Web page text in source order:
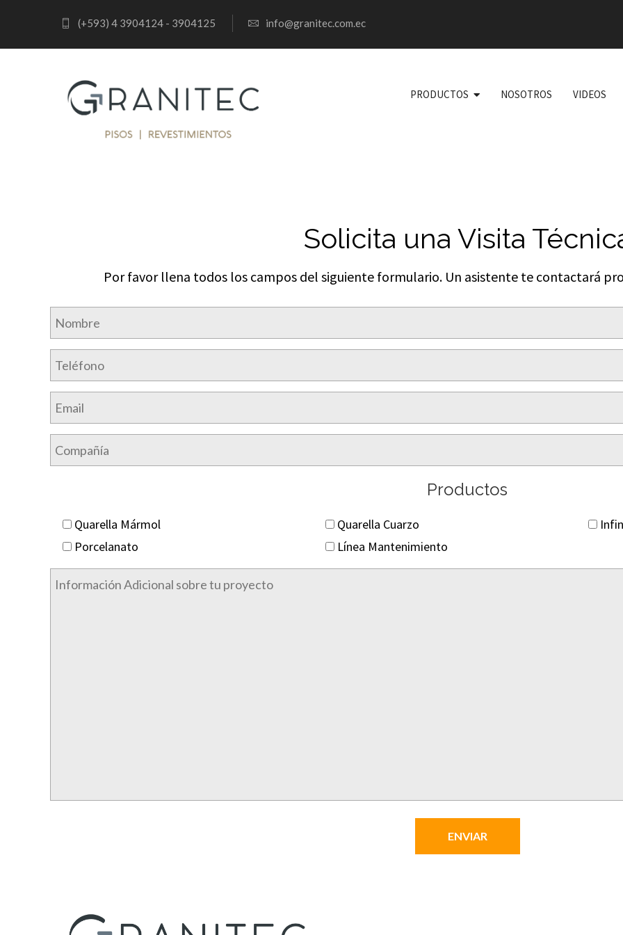
(+593) 4 3904124 - 3904125 info@granitec.com.ec
PRODUCTOS NOSOTROS VIDEOS
Solicita una Visita
Por favor llena todos los campos del siguiente formulario. Un asistente te contactará
Productos
Quarella Mármol Quarella Cuarzo
Porcelanato
Línea Mantenimiento